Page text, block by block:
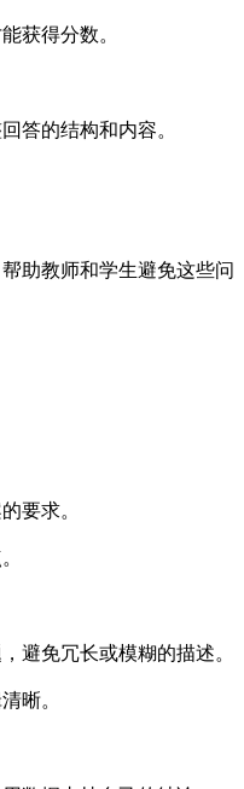
获得分数。
答的结构和内容。
助教师和学生避免这些问
要求。
避免冗长或模糊的描述。
晰。